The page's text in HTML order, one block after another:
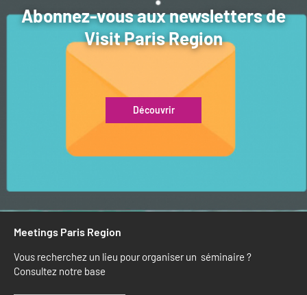
Abonnez-vous aux newsletters de
Visit Paris Region
Découvrir
Meetings Paris Region
Vous recherchez un lieu pour organiser un séminaire ?
Consultez notre base